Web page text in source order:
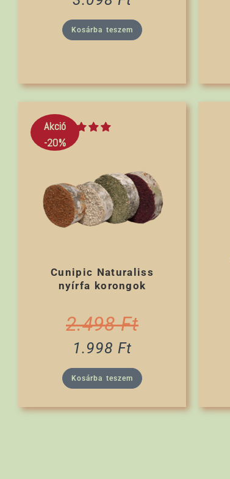
Kosárba teszem
Akció
-20%
Cunipic Naturaliss
nyírfa korongok
2.498Ft
1.998 Ft
Kosárba teszem